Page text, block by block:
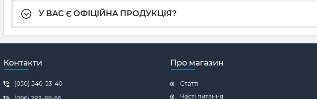
У ВАС Є ОФІЦІЙНА ПРОДУКЦІЯ?
Контакти
(050) 540-53-40
Про магазин
Статті
Часті питання